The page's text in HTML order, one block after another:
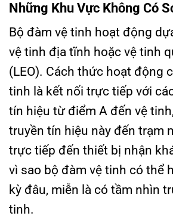
Những Khu Vực Không Có
Bộ đàm vệ tinh hoạt động
vệ tinh địa tĩnh hoặc vệ tinh
(LEO). Cách thức hoạt động
tinh là kết nối trực tiếp với
tín hiệu từ điểm A đến vệ
truyền tín hiệu này đến trạm
trực tiếp đến thiết bị nhận
vì sao bộ đàm vệ tinh có thể
kỳ đâu, miễn là có tầm nhìn
tinh.